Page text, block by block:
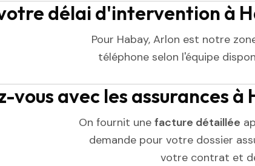
délai d'intervention à
Pour Habay, Arlon est notre
téléphone selon l'équipe
vous avec les assurances à
On fournit une facture détaillée
demande pour votre dossier
votre contrat et